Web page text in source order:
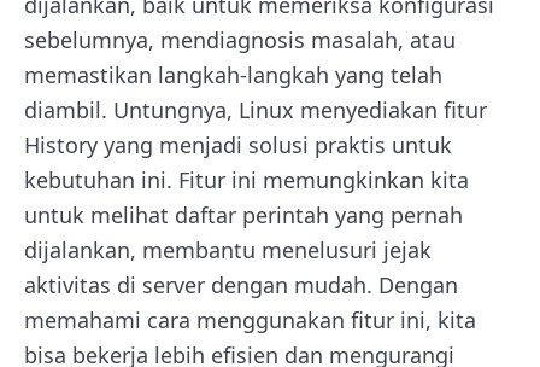
sebelumnya, mendiagnosis masalah, atau
memastikan langkah-langkah yang telah
diambil. Untungnya, Linux menyediakan fitur
History yang menjadi solusi praktis untuk
kebutuhan ini. Fitur ini memungkinkan kita
untuk melihat daftar perintah yang pernah
dijalankan, membantu menelusuri jejak
aktivitas di server dengan mudah. Dengan
memahami cara menggunakan fitur ini, kita
bisa bekerja lebih efisien dan mengurangi